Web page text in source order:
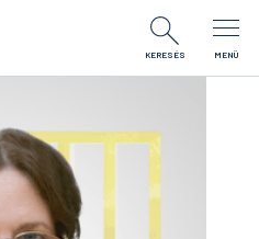
KERESÉS MENÜ